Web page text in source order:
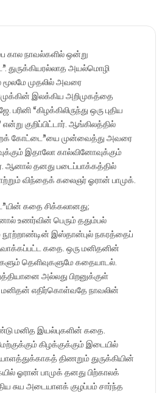
கால நாவல்களில் ஒன்று
அயல்மொழி
முதலில் அவரை
இலக்கிய அறிமுகத்தை
“கிழக்கிலிருந்து ஒரு புதிய
குறிப்பிட்டார். ஆங்கிலத்தில்
கோட்டை”யை முன்வைத்து அவரை
இதாலோ கால்வினோவுக்கும்
ஆனால் தனது படைப்பாக்கத்தில்
விந்தைக் கலைஞர் ஓரான் பாமுக்.
கதை சிக்கலானது;
உணர்வின் பெரும் ததும்பல்
நூற்றாண்டின் இஸ்தான்புல் நகரத்தைப்
கதை. ஒரு மனிதனின்
தெளிவுகளுமே கதையாடல்.
அல்லது பிறனுக்குள்
எதிர்கொள்வதே நாவலின்
மனித இயல்புகளின் கதை.
கிழக்குக்கும் இடையில்
திணறும் துருக்கியின்
ஓரான் பாமுக் தனது பிற்காலக்
சுய அடையாளக் குழப்பம் சார்ந்த